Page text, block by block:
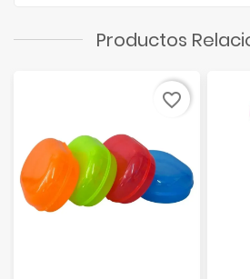
Productos
favorite_border